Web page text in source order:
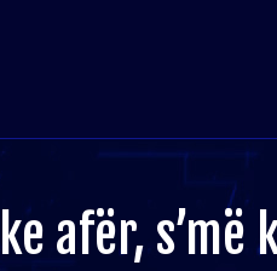
afër, s’më